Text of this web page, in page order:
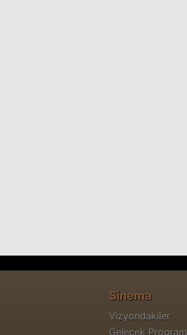
Sinema
Vizyondakiler
Gelecek Program